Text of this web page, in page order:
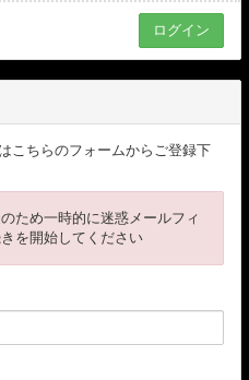
こちらのフォームからご登録下
ため一時的に迷惑メールフィ
を開始してください